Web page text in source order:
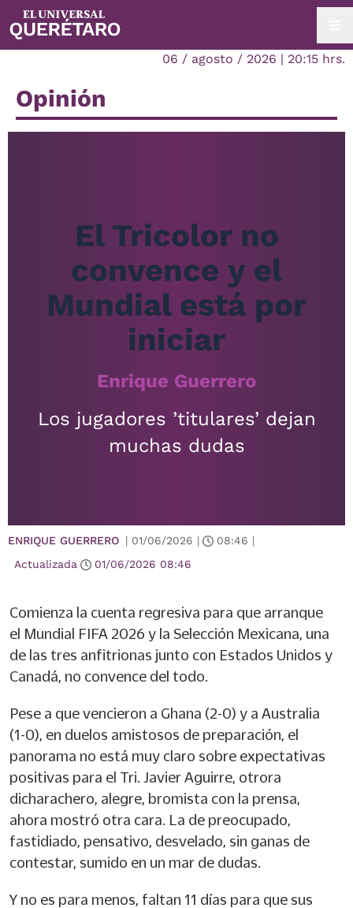
06 / agosto / 2026 | 20:15 hrs.
Opinión
El Tricolor no
convence y el
Mundial está por
iniciar
Enrique Guerrero
Los jugadores ’titulares’ dejan
muchas dudas
ENRIQUE GUERRERO | 01/06/2026 | 08:46 |
Actualizada
01/06/2026 08:46
Comienza la cuenta regresiva para que arranque
el Mundial FIFA 2026 y la Selección Mexicana, una
de las tres anfitrionas junto con Estados Unidos y
Canadá, no convence del todo.
Pese a que vencieron a Ghana (2-0) y a Australia
(1-0), en duelos amistosos de preparación, el
panorama no está muy claro sobre expectativas
positivas para el Tri. Javier Aguirre, otrora
dicharachero, alegre, bromista con la prensa,
ahora mostró otra cara. La de preocupado,
fastidiado, pensativo, desvelado, sin ganas de
contestar, sumido en un mar de dudas.
Y no es para menos, faltan 11 días para que sus